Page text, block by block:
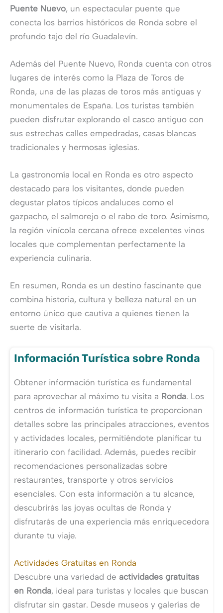
Puente Nuevo, un espectacular puente que
conecta los barrios históricos de Ronda sobre el
profundo tajo del río Guadalevín.
Además del Puente Nuevo, Ronda cuenta con otros
lugares de interés como la Plaza de Toros de
Ronda, una de las plazas de toros más antiguas y
monumentales de España. Los turistas también
pueden disfrutar explorando el casco antiguo con
sus estrechas calles empedradas, casas blancas
tradicionales y hermosas iglesias.
La gastronomía local en Ronda es otro aspecto
destacado para los visitantes, donde pueden
degustar platos típicos andaluces como el
gazpacho, el salmorejo o el rabo de toro. Asimismo,
la región vinícola cercana ofrece excelentes vinos
locales que complementan perfectamente la
experiencia culinaria.
En resumen, Ronda es un destino fascinante que
combina historia, cultura y belleza natural en un
entorno único que cautiva a quienes tienen la
suerte de visitarla.
Información Turística sobre Ronda
Obtener información turística es fundamental
para aprovechar al máximo tu visita a Ronda. Los
centros de información turística te proporcionan
detalles sobre las principales atracciones, eventos
y actividades locales, permitiéndote planificar tu
itinerario con facilidad. Además, puedes recibir
recomendaciones personalizadas sobre
restaurantes, transporte y otros servicios
esenciales. Con esta información a tu alcance,
descubrirás las joyas ocultas de Ronda y
disfrutarás de una experiencia más enriquecedora
durante tu viaje.
Actividades Gratuitas en Ronda
Descubre una variedad de actividades gratuitas
en Ronda, ideal para turistas y locales que buscan
disfrutar sin gastar. Desde museos y galerías de